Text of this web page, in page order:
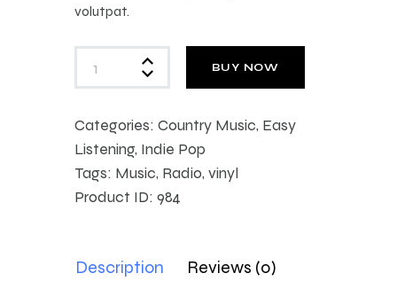
volutpat.
BUY NOW
Categories: Country Music, Easy
Listening, Indie Pop
Tags: Music, Radio, vinyl
Product ID: 984
Description Reviews (0)